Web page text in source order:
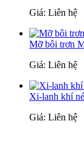
Giá: Liên hệ
Mỡ bôi trơn
Giá: Liên hệ
Xi-lanh khí
Giá: Liên hệ